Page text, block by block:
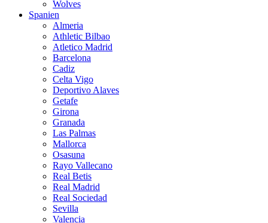
Wolves
Spanien
Almeria
Athletic Bilbao
Atletico Madrid
Barcelona
Cadiz
Celta Vigo
Deportivo Alaves
Getafe
Girona
Granada
Las Palmas
Mallorca
Osasuna
Rayo Vallecano
Real Betis
Real Madrid
Real Sociedad
Sevilla
Valencia